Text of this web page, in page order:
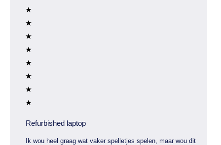
Refurbished laptop
Ik wou heel graag wat vaker spelletjes spelen, maar wou dit